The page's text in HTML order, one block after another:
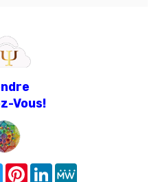
Vous!
TwitterPinterest
LinkedIn